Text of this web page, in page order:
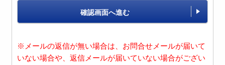
確認画面へ進む
※メールの返信が無い場合は、お問合せメールが届いて
いない場合や、返信メールが届いていない場合がござい